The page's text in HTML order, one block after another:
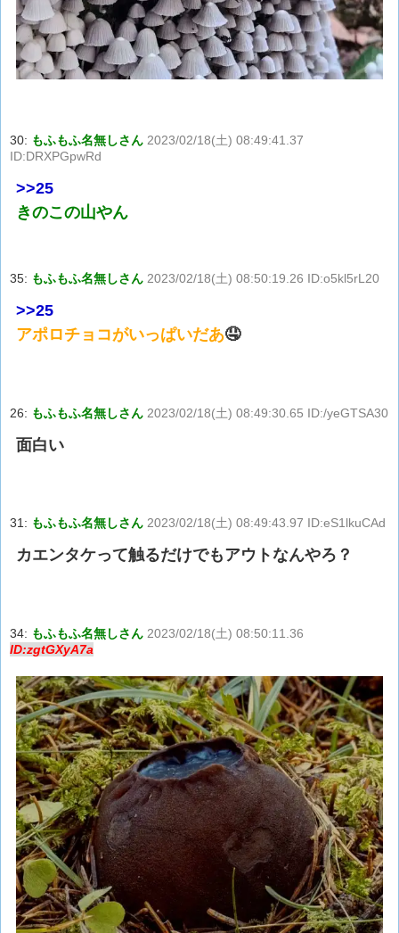
30: もふもふ名無しさん 2023/02/18(土) 08:49:41.37
ID:DRXPGpwRd
>>25
きのこの山やん
35: もふもふ名無しさん 2023/02/18(土) 08:50:19.26 ID:o5kl5rL20
>>25
アポロチョコがいっぱいだあ🤤
26: もふもふ名無しさん 2023/02/18(土) 08:49:30.65 ID:/yeGTSA30
面白い
31: もふもふ名無しさん 2023/02/18(土) 08:49:43.97 ID:eS1lkuCAd
カエンタケって触るだけでもアウトなんやろ？
34: もふもふ名無しさん 2023/02/18(土) 08:50:11.36
ID:zgtGXyA7a